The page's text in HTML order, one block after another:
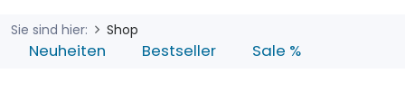
Sie sind hier: Shop
Neuheiten Bestseller Sale %